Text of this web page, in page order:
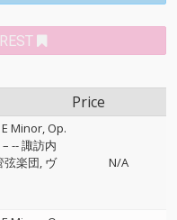
Price
Minor, Op.
--諏訪内
弦楽団 ヴ
N/A